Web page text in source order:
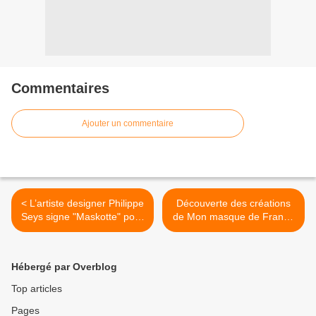
Commentaires
Ajouter un commentaire
< L’artiste designer Philippe
Seys signe "Maskotte" pour
Mon Masque de France
Découverte des créations
de Mon masque de France
>
Hébergé par Overblog
Top articles
Pages